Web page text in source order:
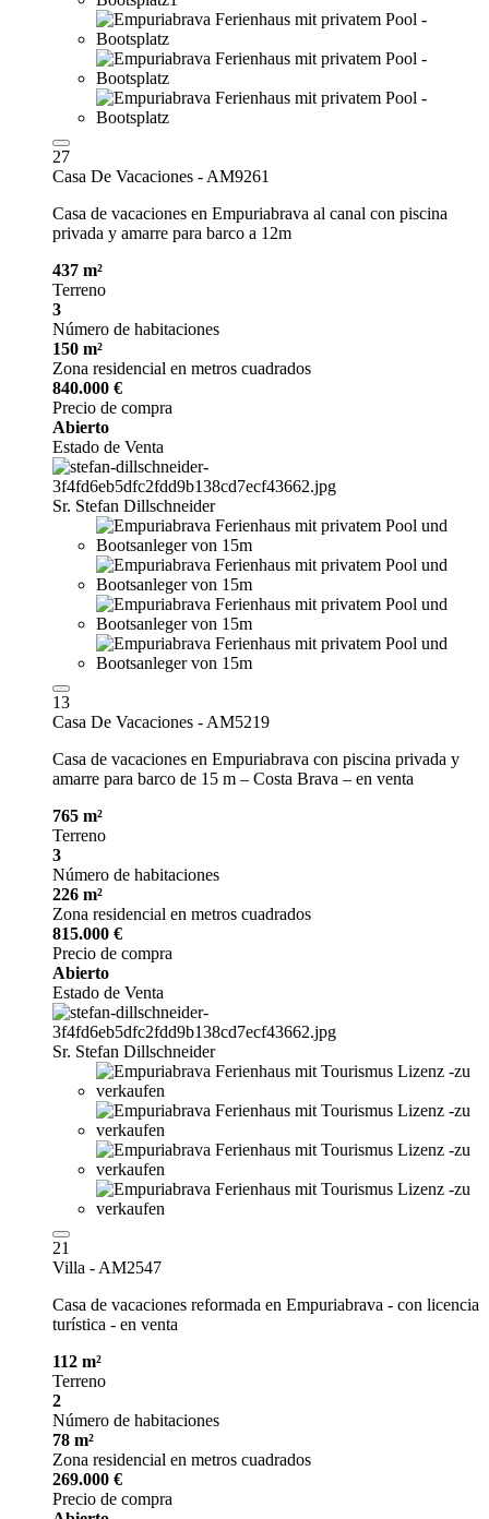
27
Casa De Vacaciones - AM9261
Casa de vacaciones en Empuriabrava al canal con piscina
privada y amarre para barco a 12m
437 m²
Terreno
3
Número de habitaciones
150 m²
Zona residencial en metros cuadrados
840.000 €
Precio de compra
Abierto
Estado de Venta
Sr. Stefan Dillschneider
13
Casa De Vacaciones - AM5219
Casa de vacaciones en Empuriabrava con piscina privada y
amarre para barco de 15 m – Costa Brava – en venta
765 m²
Terreno
3
Número de habitaciones
226 m²
Zona residencial en metros cuadrados
815.000 €
Precio de compra
Abierto
Estado de Venta
Sr. Stefan Dillschneider
21
Villa - AM2547
Casa de vacaciones reformada en Empuriabrava - con licencia
turística - en venta
112 m²
Terreno
2
Número de habitaciones
78 m²
Zona residencial en metros cuadrados
269.000 €
Precio de compra